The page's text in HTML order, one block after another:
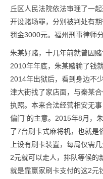
丘区人民法院依法审理了一
开设赌场罪，分别被判处有
罚金3000元。福州刑事律师分
朱某好赌，十几年前就曾因
2010年年底，朱某赌输了钱
2014年出狱后，看到身边不
津大街找了家店面，与秦某
执照。本来合法经营相安无
偏门”的主意。2015年8月，
了7台刷卡式麻将机，也就是
上设有刷卡装置，每局仅需
2元就可以走人，排队等候的
就是靠赢家刷卡支付的这2元